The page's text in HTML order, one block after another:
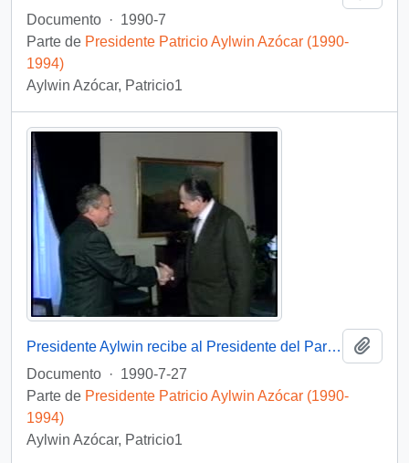
Documento · 1990-7
Parte de Presidente Patricio Aylwin Azócar (1990-
1994)
Aylwin Azócar, Patricio1
Presidente Aylwin recibe al Presidente del Parlamento Europeo en visita oficial a Chile: video
Documento · 1990-7-27
Parte de Presidente Patricio Aylwin Azócar (1990-
1994)
Aylwin Azócar, Patricio1